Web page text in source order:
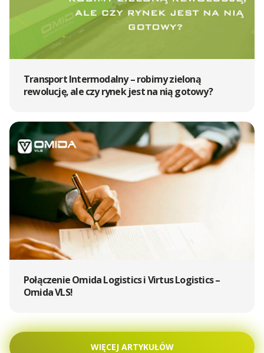
Transport Intermodalny – robimy zieloną
rewolucję, ale czy rynek jest na nią gotowy?
Połączenie Omida Logistics i Virtus Logistics –
Omida VLS!
WIĘCEJ ARTYKUŁÓW